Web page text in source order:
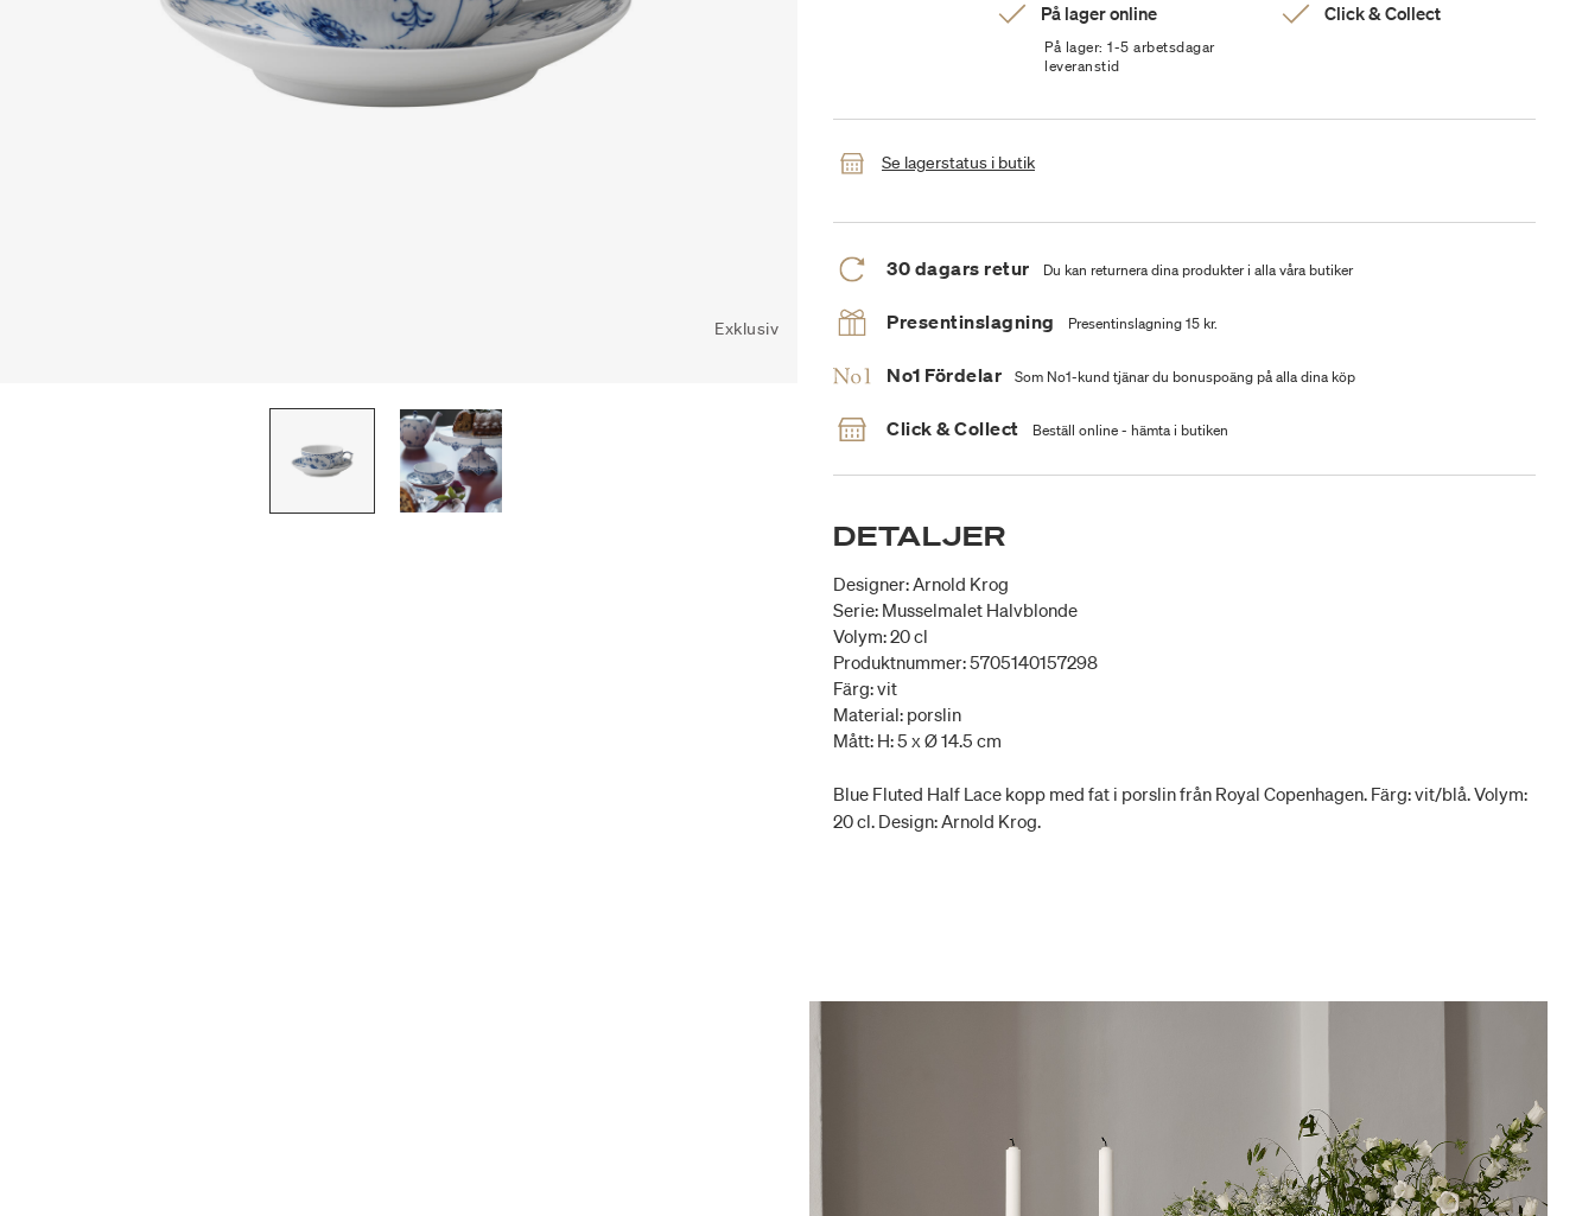
Exklusiv
På lager online
På lager: 1-5 arbetsdagar
leveranstid
Click & Collect
Se lagerstatus i butik
30 dagars retur Du kan returnera dina produkter i alla våra butiker
Presentinslagning Presentinslagning 15 kr.
No1 Fördelar Som No1-kund tjänar du bonuspoäng på alla dina köp
Click & Collect Beställ online - hämta i butiken
DETALJER
Designer: Arnold Krog
Serie: Musselmalet Halvblonde
Volym: 20 cl
Produktnummer: 5705140157298
Färg: vit
Material: porslin
Mått: H: 5 x Ø 14.5 cm
Blue Fluted Half Lace kopp med fat i porslin från Royal Copenhagen. Färg: vit/blå. Volym:
20 cl. Design: Arnold Krog.